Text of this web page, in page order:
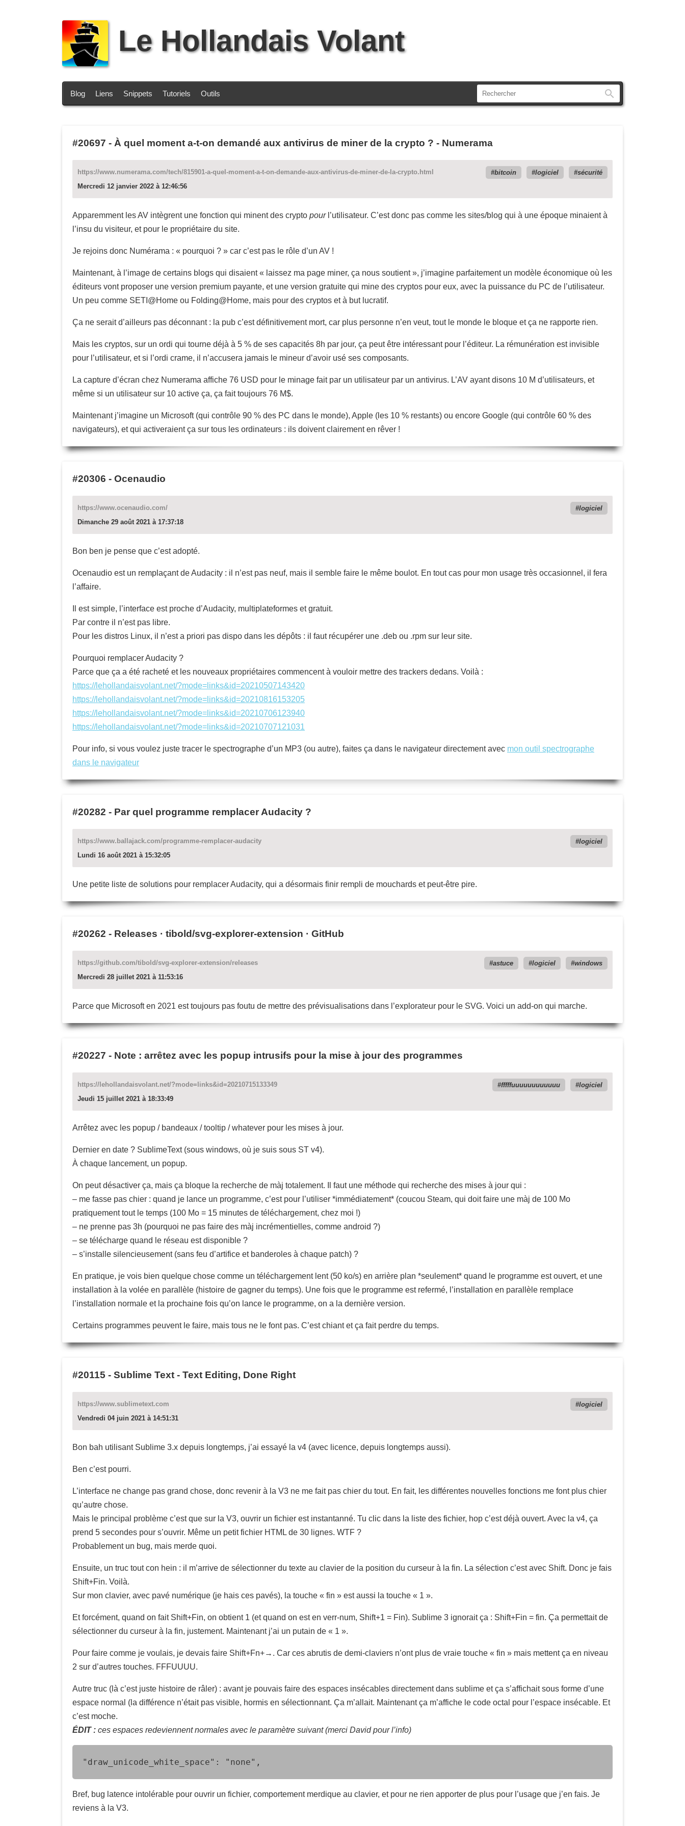
Le Hollandais Volant
Blog Liens Snippets Tutoriels Outils
#20697 - À quel moment a-t-on demandé aux antivirus de miner de la crypto ? - Numerama
https://www.numerama.com/tech/815901-a-quel-moment-a-t-on-demande-aux-antivirus-de-miner-de-la-crypto.html bitcoin logiciel
sécurité
Mercredi 12 janvier 2022 à 12:46:56
Apparemment les AV intègrent une fonction qui minent des crypto pourl’utilisateur. C’est donc pas comme les sites/blog qui à une époque minaient à
l’insu du visiteur, et pour le propriétaire du site.
Je rejoins donc Numérama : « pourquoi ? » car c’est pas le rôle d’un AV !
Maintenant, à l’image de certains blogs qui disaient « laissez ma page miner, ça nous soutient », j’imagine parfaitement un modèle économique où les
éditeurs vont proposer une version premium payante, et une version gratuite qui mine des cryptos pour eux, avec la puissance du PC de l’utilisateur.
Un peu comme SETI@Home ou Folding@Home, mais pour des cryptos et à but lucratif.
Ça ne serait d’ailleurs pas déconnant : la pub c’est définitivement mort, car plus personne n’en veut, tout le monde le bloque et ça ne rapporte rien.
Mais les cryptos, sur un ordi qui tourne déjà à 5 % de ses capacités 8h par jour, ça peut être intéressant pour l’éditeur. La rémunération est invisible
pour l’utilisateur, et si l’ordi crame, il n’accusera jamais le mineur d’avoir usé ses composants.
La capture d’écran chez Numerama affiche 76 USD pour le minage fait par un utilisateur par un antivirus. L’AV ayant disons 10 M d’utilisateurs, et
même si un utilisateur sur 10 active ça, ça fait toujours 76 M$.
Maintenant j’imagine un Microsoft (qui contrôle 90 % des PC dans le monde), Apple (les 10 % restants) ou encore Google (qui contrôle 60 % des
navigateurs), et qui activeraient ça sur tous les ordinateurs : ils doivent clairement en rêver !
#20306 - Ocenaudio
https://www.ocenaudio.com/
logiciel
Dimanche 29 août 2021 à 17:37:18
Bon ben je pense que c’est adopté.
Ocenaudio est un remplaçant de Audacity : il n’est pas neuf, mais il semble faire le même boulot. En tout cas pour mon usage très occasionnel, il fera
l’affaire.
Il est simple, l’interface est proche d’Audacity, multiplateformes et gratuit.
Par contre il n’est pas libre.
Pour les distros Linux, il n’est a priori pas dispo dans les dépôts : il faut récupérer une .deb ou .rpm sur leur site.
Pourquoi remplacer Audacity ?
Parce que ça a été racheté et les nouveaux propriétaires commencent à vouloir mettre des trackers dedans. Voilà :
https://lehollandaisvolant.net/?mode=links&id=20210507143420
https://lehollandaisvolant.net/?mode=links&id=20210816153205
https://lehollandaisvolant.net/?mode=links&id=20210706123940
https://lehollandaisvolant.net/?mode=links&id=20210707121031
Pour info, si vous voulez juste tracer le spectrographe d’un MP3 (ou autre), faites ça dans le navigateur directement avec mon outil spectrographe
dans le navigateur
#20282 - Par quel programme remplacer Audacity ?
https://www.ballajack.com/programme-remplacer-audacity
logiciel
Lundi 16 août 2021 à 15:32:05
Une petite liste de solutions pour remplacer Audacity, qui a désormais finir rempli de mouchards et peut-être pire.
#20262 - Releases · tibold/svg-explorer-extension · GitHub
https://github.com/tibold/svg-explorer-extension/releases astuce logiciel
windows
Mercredi 28 juillet 2021 à 11:53:16
Parce que Microsoft en 2021 est toujours pas foutu de mettre des prévisualisations dans l’explorateur pour le SVG. Voici un add-on qui marche.
#20227 - Note : arrêtez avec les popup intrusifs pour la mise à jour des programmes
https://lehollandaisvolant.net/?mode=links&id=20210715133349 fffffuuuuuuuuuuuu
logiciel
Jeudi 15 juillet 2021 à 18:33:49
Arrêtez avec les popup / bandeaux / tooltip / whatever pour les mises à jour.
Dernier en date ? SublimeText (sous windows, où je suis sous ST v4).
À chaque lancement, un popup.
On peut désactiver ça, mais ça bloque la recherche de màj totalement. Il faut une méthode qui recherche des mises à jour qui :
– me fasse pas chier : quand je lance un programme, c’est pour l’utiliser *immédiatement* (coucou Steam, qui doit faire une màj de 100 Mo
pratiquement tout le temps (100 Mo = 15 minutes de téléchargement, chez moi !)
– ne prenne pas 3h (pourquoi ne pas faire des màj incrémentielles, comme android ?)
– se télécharge quand le réseau est disponible ?
– s’installe silencieusement (sans feu d’artifice et banderoles à chaque patch) ?
En pratique, je vois bien quelque chose comme un téléchargement lent (50 ko/s) en arrière plan *seulement* quand le programme est ouvert, et une
installation à la volée en parallèle (histoire de gagner du temps). Une fois que le programme est refermé, l’installation en parallèle remplace
l’installation normale et la prochaine fois qu’on lance le programme, on a la dernière version.
Certains programmes peuvent le faire, mais tous ne le font pas. C’est chiant et ça fait perdre du temps.
#20115 - Sublime Text - Text Editing, Done Right
https://www.sublimetext.com
logiciel
Vendredi 04 juin 2021 à 14:51:31
Bon bah utilisant Sublime 3.x depuis longtemps, j’ai essayé la v4 (avec licence, depuis longtemps aussi).
Ben c’est pourri.
L’interface ne change pas grand chose, donc revenir à la V3 ne me fait pas chier du tout. En fait, les différentes nouvelles fonctions me font plus chier
qu’autre chose.
Mais le principal problème c’est que sur la V3, ouvrir un fichier est instantanné. Tu clic dans la liste des fichier, hop c’est déjà ouvert. Avec la v4, ça
prend 5 secondes pour s’ouvrir. Même un petit fichier HTML de 30 lignes. WTF ?
Probablement un bug, mais merde quoi.
Ensuite, un truc tout con hein : il m’arrive de sélectionner du texte au clavier de la position du curseur à la fin. La sélection c’est avec Shift. Donc je fais
Shift+Fin. Voilà.
Sur mon clavier, avec pavé numérique (je hais ces pavés), la touche « fin » est aussi la touche « 1 ».
Et forcément, quand on fait Shift+Fin, on obtient 1 (et quand on est en verr-num, Shift+1 = Fin). Sublime 3 ignorait ça : Shift+Fin = fin. Ça permettait de
sélectionner du curseur à la fin, justement. Maintenant j’ai un putain de « 1 ».
Pour faire comme je voulais, je devais faire Shift+Fn+→. Car ces abrutis de demi-claviers n’ont plus de vraie touche « fin » mais mettent ça en niveau
2 sur d’autres touches. FFFUUUU.
Autre truc (là c’est juste histoire de râler) : avant je pouvais faire des espaces insécables directement dans sublime et ça s’affichait sous forme d’une
espace normal (la différence n’était pas visible, hormis en sélectionnant. Ça m’allait. Maintenant ça m’affiche le code octal pour l’espace insécable. Et
c’est moche.
ÉDIT : ces espaces redeviennent normales avec le paramètre suivant (merci David pour l’info)
"draw_unicode_white_space": "none",
Bref, bug latence intolérable pour ouvrir un fichier, comportement merdique au clavier, et pour ne rien apporter de plus pour l’usage que j’en fais. Je
reviens à la V3.